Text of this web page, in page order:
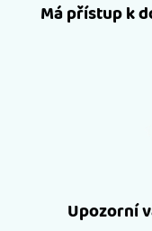
Má přístup k
Upozorní